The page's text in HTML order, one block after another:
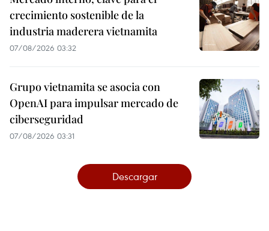
crecimiento sostenible de la
industria maderera vietnamita
07/08/2026 03:32
Grupo vietnamita se asocia con
OpenAI para impulsar mercado de
ciberseguridad
07/08/2026 03:31
Descargar